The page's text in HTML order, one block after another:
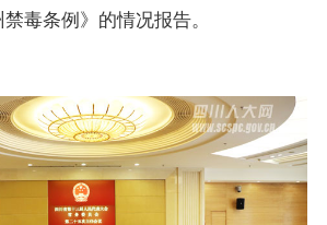
禁毒条例》的情况报告。